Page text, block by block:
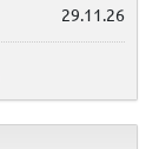
29.11.26